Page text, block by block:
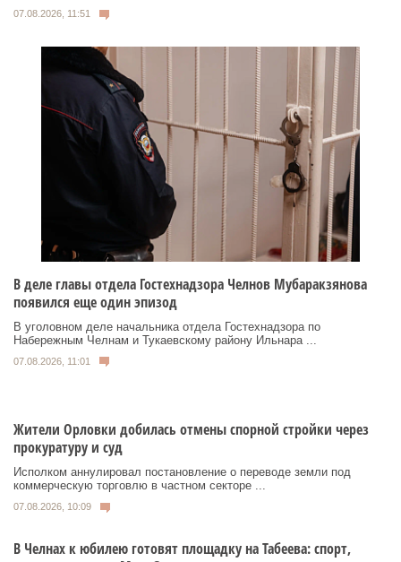
07.08.2026, 11:51
В деле главы отдела Гостехнадзора Челнов Мубаракзянова
появился еще один эпизод
В уголовном деле начальника отдела Гостехнадзора по
Набережным Челнам и Тукаевскому району Ильнара ...
07.08.2026, 11:01
Жители Орловки добилась отмены спорной стройки через
прокуратуру и суд
Исполком аннулировал постановление о переводе земли под
коммерческую торговлю в частном секторе ...
07.08.2026, 10:09
В Челнах к юбилею готовят площадку на Табеева: спорт,